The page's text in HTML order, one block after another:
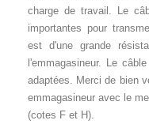
charge de travail. Le
importantes pour
est d'une grande
l'emmagasineur. Le
adaptées. Merci de bien
emmagasineur avec le
(cotes F et H).